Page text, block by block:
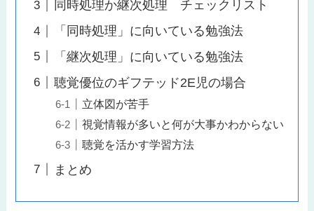
同時処理か継次処理 チェックリスト
「同時処理」に向いている勉強法
「継次処理」に向いている勉強法
聴覚優位のギフテッド2E児の場合
立体図が苦手
視覚情報が多いと何が大事かわからない
聴覚を活かす学習方法
まとめ